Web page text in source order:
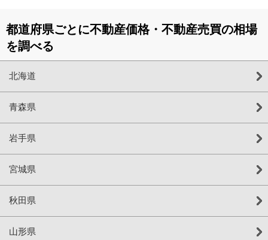
都道府県ごとに不動産価格・不動産売買の相場
を調べる
北海道
青森県
岩手県
宮城県
秋田県
山形県